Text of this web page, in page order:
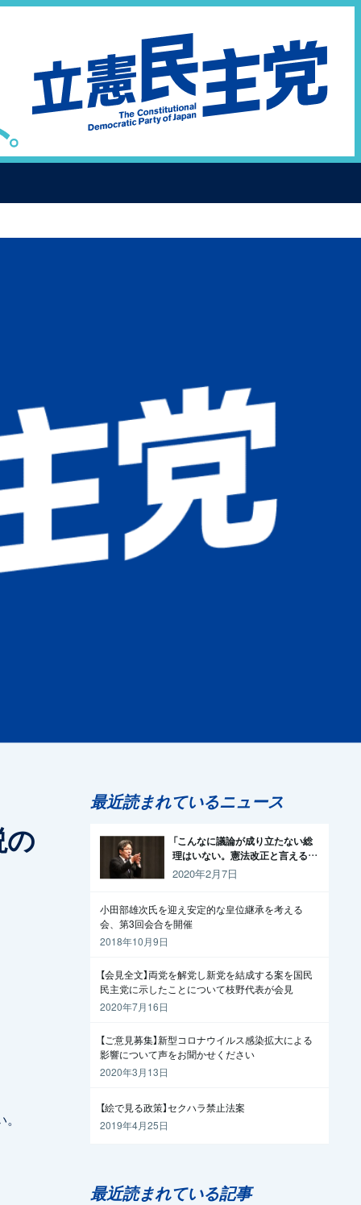
の
最近読まれているニュース
「こんなに議論が成り立たない総
理はいない。憲法改正と言える資
格がどこにある。市民と野党の力
で引きずり下ろそう」杉尾議員
2020年2月7日
小田部雄次氏を迎え安定的な皇位継承を考える
会、第3回会合を開催
2018年10月9日
【会見全文】両党を解党し新党を結成する案を国民
民主党に示したことについて枝野代表が会見
2020年7月16日
【ご意見募集】新型コロナウイルス感染拡大による
影響について声をお聞かせください
2020年3月13日
【絵で見る政策】セクハラ禁止法案
2019年4月25日
最近読まれている記事